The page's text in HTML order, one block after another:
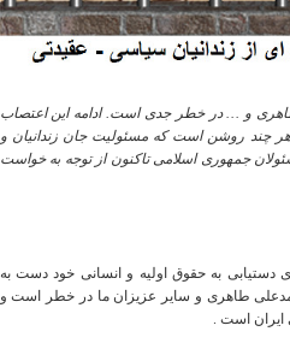
و … در خطر جدی است. ادامه این اعتصاب
هر چند روشن است که مسئولیت جان زندانیان و
جمهوری اسلامی تاکنون از توجه به خواست
دستیابی به حقوق اولیه و انسانی خود دست به
طاهری و سایر عزیزان ما در خطر است و
ایران است .